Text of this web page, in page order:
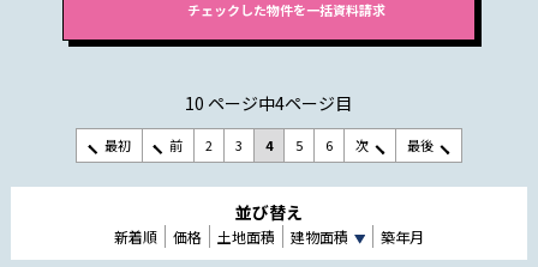
10 ページ中4ページ目
最初 前 2 3 4 5 6 次 最後
並び替え
新着順 価格 土地面積 建物面積 築年月